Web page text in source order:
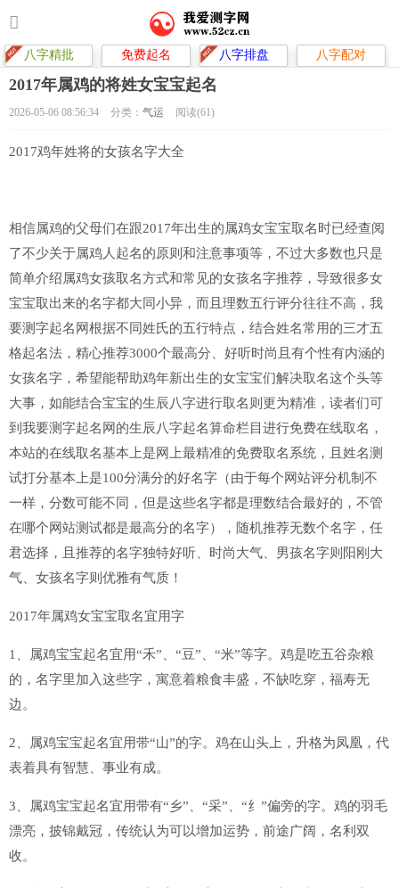
八字精批 免费起名 八字排盘 八字配对
2017年属鸡的将姓女宝宝起名
2026-05-06 08:56:34 分类： 气运 阅读(61)
2017鸡年姓将的女孩名字大全
相信属鸡的父母们在跟2017年出生的属鸡女宝宝取名时已经查阅
了不少关于属鸡人起名的原则和注意事项等，不过大多数也只是
简单介绍属鸡女孩取名方式和常见的女孩名字推荐，导致很多女
宝宝取出来的名字都大同小异，而且理数五行评分往往不高，我
要测字起名网根据不同姓氏的五行特点，结合姓名常用的三才五
格起名法，精心推荐3000个最高分、好听时尚且有个性有内涵的
女孩名字，希望能帮助鸡年新出生的女宝宝们解决取名这个头等
大事，如能结合宝宝的生辰八字进行取名则更为精准，读者们可
到我要测字起名网的生辰八字起名算命栏目进行免费在线取名，
本站的在线取名基本上是网上最精准的免费取名系统，且姓名测
试打分基本上是100分满分的好名字（由于每个网站评分机制不
一样，分数可能不同，但是这些名字都是理数结合最好的，不管
在哪个网站测试都是最高分的名字），随机推荐无数个名字，任
君选择，且推荐的名字独特好听、时尚大气、男孩名字则阳刚大
气、女孩名字则优雅有气质！
2017年属鸡女宝宝取名宜用字
1、属鸡宝宝起名宜用“禾”、“豆”、“米”等字。鸡是吃五谷杂粮
的，名字里加入这些字，寓意着粮食丰盛，不缺吃穿，福寿无
边。
2、属鸡宝宝起名宜用带“山”的字。鸡在山头上，升格为凤凰，代
表着具有智慧、事业有成。
3、属鸡宝宝起名宜用带有“乡”、“采”、“纟”偏旁的字。鸡的羽毛
漂亮，披锦戴冠，传统认为可以增加运势，前途广阔，名利双
收。